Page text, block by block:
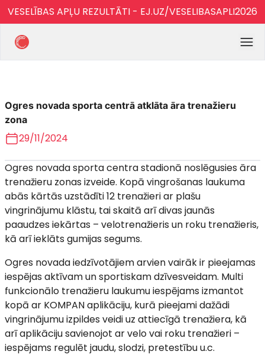
VESELĪBAS APĻU REZULTĀTI - EJ.UZ/VESELIBASAPLI2026
Ogres novada sporta centrā atklāta āra trenažieru
zona
29/11/2024
Ogres novada sporta centra stadionā noslēgusies āra
trenažieru zonas izveide. Kopā vingrošanas laukuma
abās kārtās uzstādīti 12 trenažieri ar plašu
vingrinājumu klāstu, tai skaitā arī divas jaunās
paaudzes iekārtas – velotrenažieris un roku trenažieris,
kā arī ieklāts gumijas segums.
Ogres novada iedzīvotājiem arvien vairāk ir pieejamas
iespējas aktīvam un sportiskam dzīvesveidam. Multi
funkcionālo trenažieru laukumu iespējams izmantot
kopā ar KOMPAN aplikāciju, kurā pieejami dažādi
vingrinājumu izpildes veidi uz attiecīgā trenažiera, kā
arī aplikāciju savienojot ar velo vai roku trenažieri –
iespējams regulēt jaudu, slodzi, pretestību u.c.